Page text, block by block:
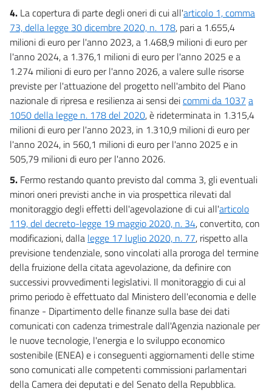
4. La copertura di parte degli oneri di cui all'articolo 1, comma
73, della legge 30 dicembre 2020, n. 178, pari a 1.655,4
milioni di euro per l'anno 2023, a 1.468,9 milioni di euro per
l'anno 2024, a 1.376,1 milioni di euro per l'anno 2025 e a
1.274 milioni di euro per l'anno 2026, a valere sulle risorse
previste per l'attuazione del progetto nell'ambito del Piano
nazionale di ripresa e resilienza ai sensi deicommi da 1037 a
1050 della legge n. 178 del 2020, è rideterminata in 1.315,4
milioni di euro per l'anno 2023, in 1.310,9 milioni di euro per
l'anno 2024, in 560,1 milioni di euro per l'anno 2025 e in
505,79 milioni di euro per l'anno 2026.
5. Fermo restando quanto previsto dal comma 3, gli eventuali
minori oneri previsti anche in via prospettica rilevati dal
monitoraggio degli effetti dell'agevolazione di cui all'articolo
119, del decreto-legge 19 maggio 2020, n. 34, convertito, con
modificazioni, dalla legge 17 luglio 2020, n. 77, rispetto alla
previsione tendenziale, sono vincolati alla proroga del termine
della fruizione della citata agevolazione, da definire con
successivi provvedimenti legislativi. Il monitoraggio di cui al
primo periodo è effettuato dal Ministero dell'economia e delle
finanze - Dipartimento delle finanze sulla base dei dati
comunicati con cadenza trimestrale dall'Agenzia nazionale per
le nuove tecnologie, l'energia e lo sviluppo economico
sostenibile (ENEA) e i conseguenti aggiornamenti delle stime
sono comunicati alle competenti commissioni parlamentari
della Camera dei deputati e del Senato della Repubblica.